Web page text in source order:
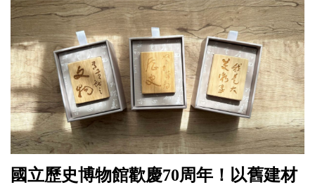
國立歷史博物館歡慶70周年！以舊建材